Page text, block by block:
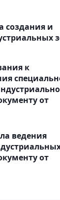
создания и
к
от
ведения
от